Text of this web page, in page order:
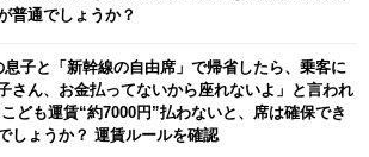
普通でしょうか？
息子と「新幹線の自由席」で帰省したら、乗客に
子さん、お金払ってないから座れないよ」と言われ
ども運賃“約7000円”払わないと、席は確保でき
しょうか？ 運賃ルールを確認